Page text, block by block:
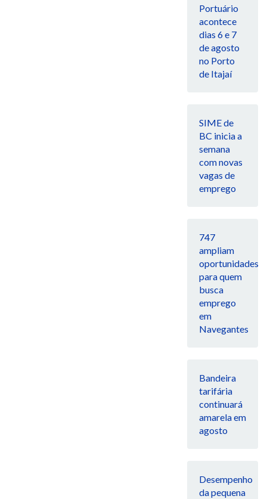
Portuário
acontece
dias 6 e 7
de agosto
no Porto
de Itajaí
SIME de
BC inicia a
semana
com novas
vagas de
emprego
747
ampliam
oportunidades
para quem
busca
emprego
em
Navegantes
Bandeira
tarifária
continuará
amarela em
agosto
Desempenho
da pequena